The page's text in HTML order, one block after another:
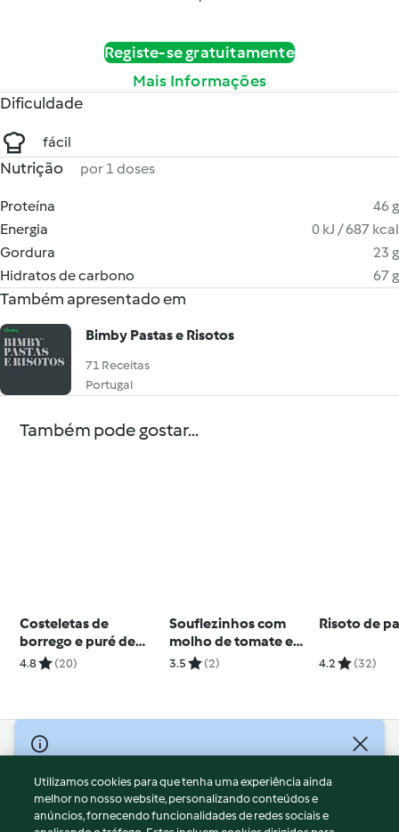
Registe-se gratuitamente
Mais Informações
Dificuldade
fácil
Nutrição por 1 doses
Proteína
46 g
Energia
0 kJ / 687 kcal
Gordura
23 g
Hidratos de carbono
67 g
Também apresentado em
Bimby Pastas e Risotos
71 Receitas
Portugal
Também pode gostar...
Costeletas de
borrego e puré de
ervilhas e espinafres
4.8 (20)
Souflezinhos com
molho de tomate e
arroz de espinafres
3.5 (2)
Risoto de
4.2 (32)
© Copyright 2026
Termos de Utilização
Aviso sobre Proteção de Dados
Utilizamos cookies para que tenha uma experiência ainda
melhor no nosso website, personalizando conteúdos e
anúncios, fornecendo funcionalidades de redes sociais e